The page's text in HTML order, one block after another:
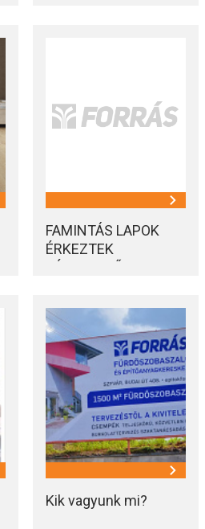
FAMINTÁS LAPOK
ÉRKEZTEK
Kik vagyunk mi?